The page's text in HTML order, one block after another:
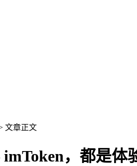
文章正文
，都是体